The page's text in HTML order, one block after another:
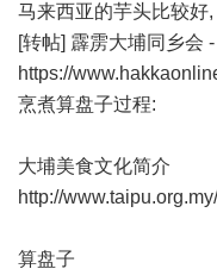
马来西亚的芋头比较好
[转帖] 霹雳大埔同乡会
https://
烹煮算盘子过程:
大埔美食文化简介
http://
算盘子